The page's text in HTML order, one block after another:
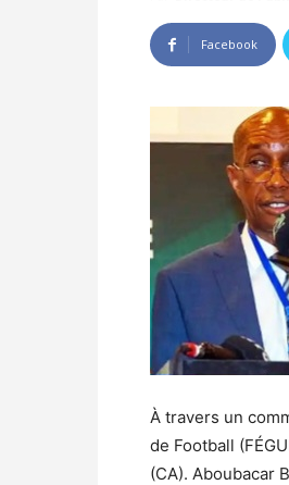
Facebook
À travers un
de Football
(CA). Aboubacar